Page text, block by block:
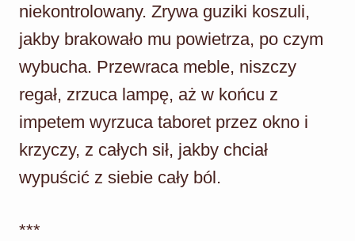
niekontrolowany. Zrywa guziki koszuli,
jakby brakowało mu powietrza, po czym
wybucha. Przewraca meble, niszczy
regał, zrzuca lampę, aż w końcu z
impetem wyrzuca taboret przez okno i
krzyczy, z całych sił, jakby chciał
wypuścić z siebie cały ból.
***